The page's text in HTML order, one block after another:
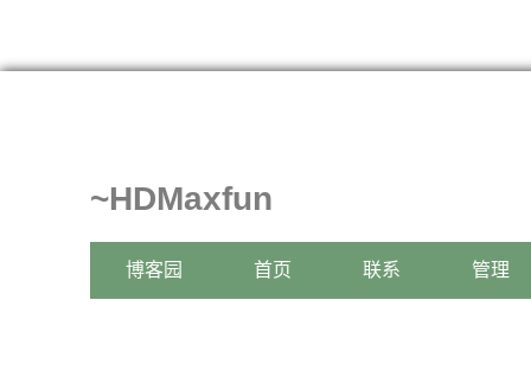
~HDMaxfun
博客园 首页 联系 管理